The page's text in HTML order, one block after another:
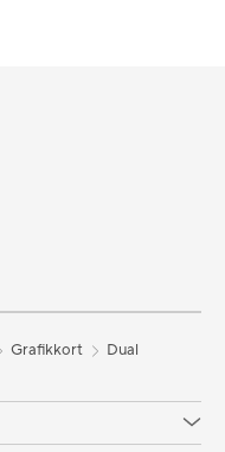
Grafikkort
Dual